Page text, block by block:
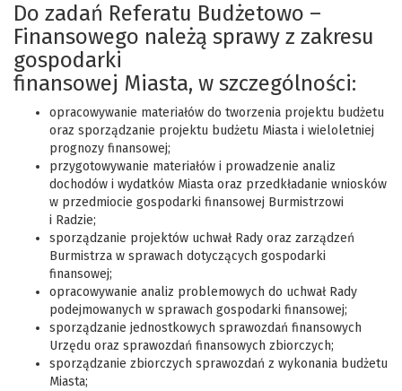
Do zadań Referatu Budżetowo –
Finansowego należą sprawy z zakresu
gospodarki
finansowej Miasta, w szczególności:
opracowywanie materiałów do tworzenia projektu budżetu
oraz sporządzanie projektu budżetu Miasta i wieloletniej
prognozy finansowej;
przygotowywanie materiałów i prowadzenie analiz
dochodów i wydatków Miasta oraz przedkładanie wniosków
w przedmiocie gospodarki finansowej Burmistrzowi
i Radzie;
sporządzanie projektów uchwał Rady oraz zarządzeń
Burmistrza w sprawach dotyczących gospodarki
finansowej;
opracowywanie analiz problemowych do uchwał Rady
podejmowanych w sprawach gospodarki finansowej;
sporządzanie jednostkowych sprawozdań finansowych
Urzędu oraz sprawozdań finansowych zbiorczych;
sporządzanie zbiorczych sprawozdań z wykonania budżetu
Miasta;